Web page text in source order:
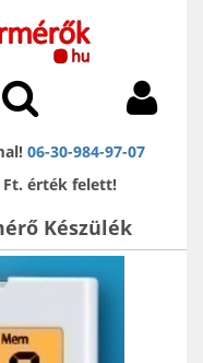
06-30-984-97-07
Ft. érték felett!
Készülék